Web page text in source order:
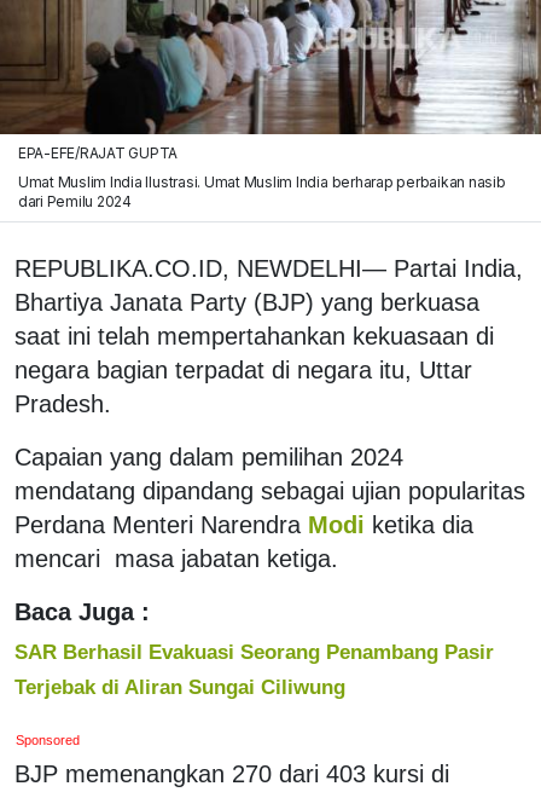
EPA-EFE/RAJAT GUPTA
Umat Muslim India Ilustrasi. Umat Muslim India berharap perbaikan nasib
dari Pemilu 2024
REPUBLIKA.CO.ID, NEWDELHI— Partai India,
Bhartiya Janata Party (BJP) yang berkuasa
saat ini telah mempertahankan kekuasaan di
negara bagian terpadat di negara itu, Uttar
Pradesh.
Capaian yang dalam pemilihan 2024
mendatang dipandang sebagai ujian popularitas
Perdana Menteri Narendra Modi ketika dia
mencari masa jabatan ketiga.
Baca Juga :
SAR Berhasil Evakuasi Seorang Penambang Pasir
Terjebak di Aliran Sungai Ciliwung
Sponsored
BJP memenangkan 270 dari 403 kursi di